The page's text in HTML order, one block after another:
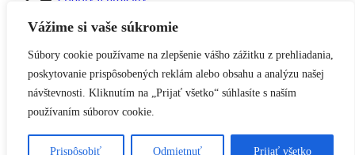
Vážime si vaše súkromie
Súbory cookie používame na zlepšenie vášho zážitku z prehliadania,
poskytovanie prispôsobených reklám alebo obsahu a analýzu našej
návštevnosti. Kliknutím na „Prijať všetko“ súhlasíte s naším
používaním súborov cookie.
Prispôsobiť Odmietnuť Prijať všetko
Viac faktov a argumentov do diskusií
Viac podnikania a inovácií do vzdelávania
Kalendár ISP
Youtube kanál